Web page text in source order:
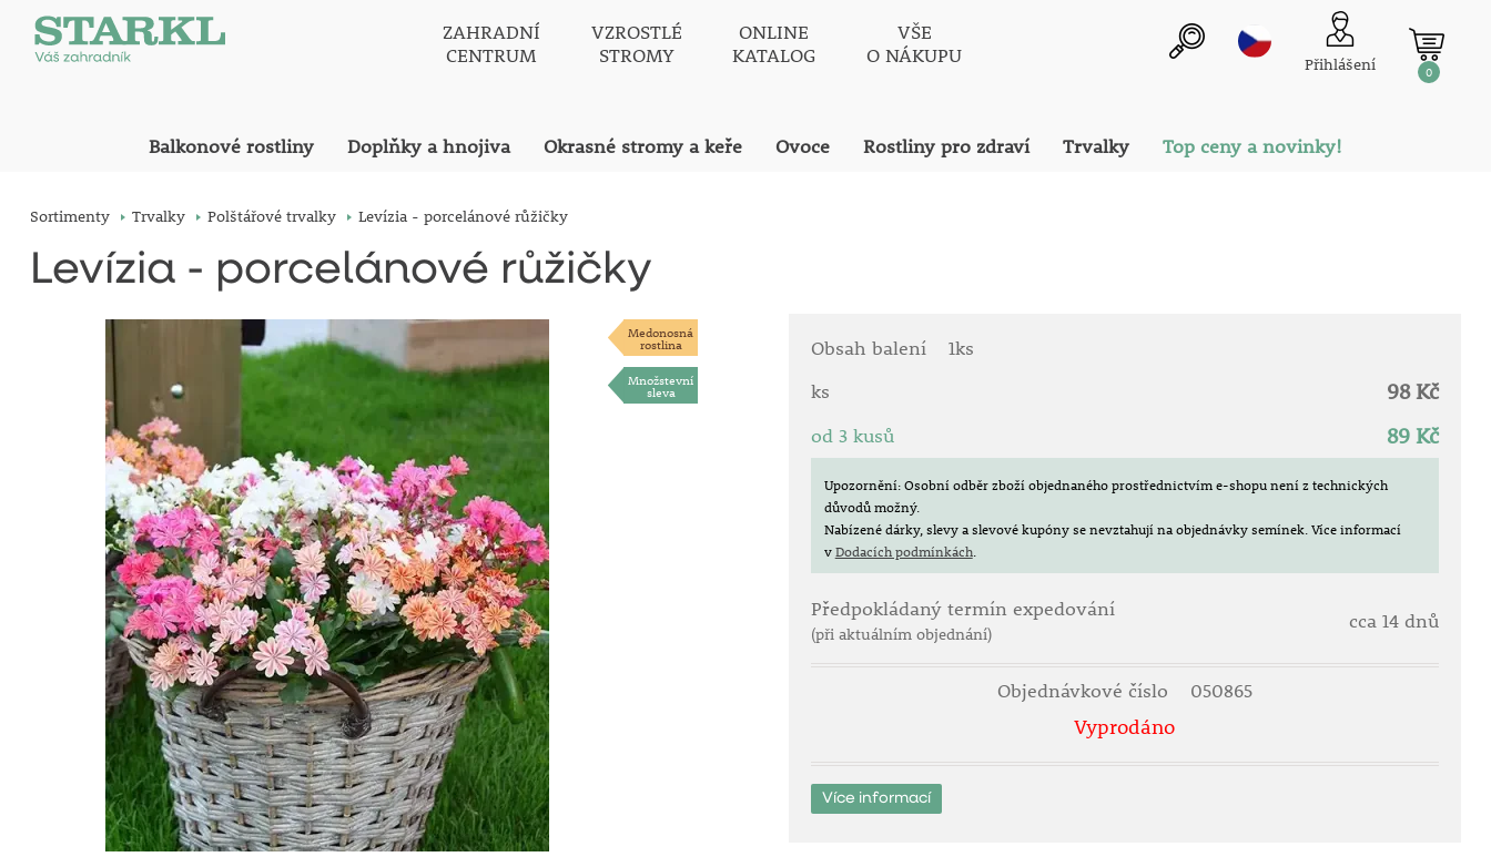
ZAHRADNÍ
CENTRUM
VZROSTLÉ
STROMY
ONLINE
KATALOG
VŠE
O NÁKUPU
Přihlášení 0
Balkonové rostliny Doplňky a hnojiva Okrasné stromy a keře Ovoce Rostliny pro zdraví Trvalky Top ceny a novinky!
Sortimenty Trvalky Polštářové trvalky Levízia - porcelánové růžičky
Levízia - porcelánové růžičky
Medonosná
rostlina
Množstevní
sleva
Obsah balení
1ks
ks
98 Kč
od 3 kusů 89 Kč
Upozornění: Osobní odběr zboží objednaného prostřednictvím e-shopu není z technických
důvodů možný.
Nabízené dárky, slevy a slevové kupóny se nevztahují na objednávky semínek. Více informací
vDodacích podmínkách.
Předpokládaný termín expedování
(při aktuálním objednání)
cca 14 dnů
Objednávkové číslo 050865
Vyprodáno
Více informací